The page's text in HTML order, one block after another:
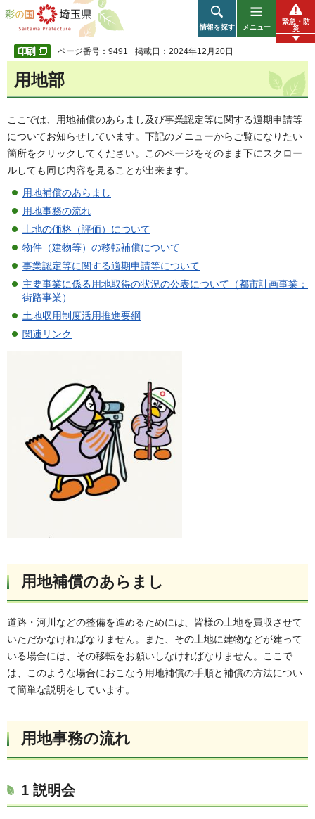
彩の国 埼玉県
情報を探す メニュー
緊急・防
災
ページ番号：9491 掲載日：2024年12月20日
用地部
ここでは、用地補償のあらまし及び事業認定等に関する適期申請等
についてお知らせしています。下記のメニューからご覧になりたい
箇所をクリックしてください。このページをそのまま下にスクロー
ルしても同じ内容を見ることが出来ます。
用地補償のあらまし
用地事務の流れ
土地の価格（評価）について
物件（建物等）の移転補償について
事業認定等に関する適期申請等について
主要事業に係る用地取得の状況の公表について（都市計画事業：
街路事業）
土地収用制度活用推進要綱
関連リンク
用地補償のあらまし
道路・河川などの整備を進めるためには、皆様の土地を買収させて
いただかなければなりません。また、その土地に建物などが建って
いる場合には、その移転をお願いしなければなりません。ここで
は、このような場合におこなう用地補償の手順と補償の方法につい
て簡単な説明をしています。
用地事務の流れ
1 説明会